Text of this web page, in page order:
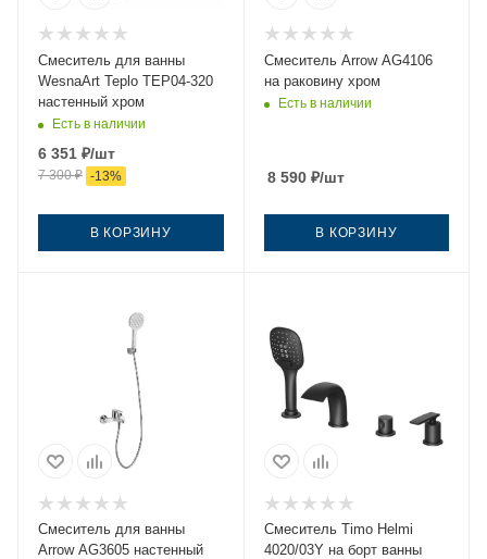
Смеситель для ванны
WesnaArt Teplo TEP04-320
настенный хром
Есть в наличии
6 351 ₽/шт
7 300₽ -13%
В КОРЗИНУ
Смеситель Arrow AG4106
на раковину хром
Есть в наличии
8 590₽/шт
В КОРЗИНУ
Смеситель для ванны
Arrow AG3605 настенный
Смеситель Timo Helmi
4020/03Y на борт ванны